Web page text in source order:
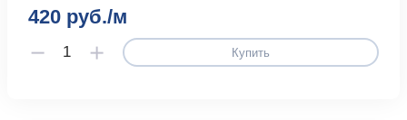
420 руб./м
Купить